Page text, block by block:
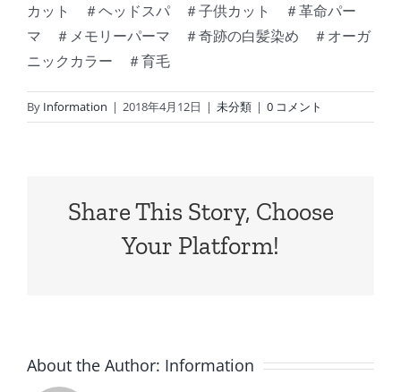
カット ＃ヘッドスパ ＃子供カット ＃革命パー
マ ＃メモリーパーマ ＃奇跡の白髪染め ＃オーガ
ニックカラー ＃育毛
By Information | 2018年4月12日 | 未分類 | 0 コメント
Share This Story, Choose
Your Platform!
About the Author: Information